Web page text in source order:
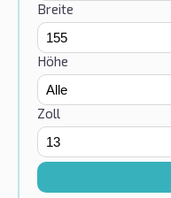
Breite
Höhe
Zoll